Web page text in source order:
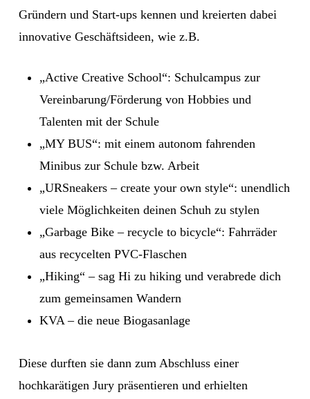
Gründern und Start-ups kennen und kreierten dabei
innovative Geschäftsideen, wie z.B.
„Active Creative School“: Schulcampus zur
Vereinbarung/Förderung von Hobbies und
Talenten mit der Schule
„MY BUS“: mit einem autonom fahrenden
Minibus zur Schule bzw. Arbeit
„URSneakers – create your own style“: unendlich
viele Möglichkeiten deinen Schuh zu stylen
„Garbage Bike – recycle to bicycle“: Fahrräder
aus recycelten PVC-Flaschen
„Hiking“ – sag Hi zu hiking und verabrede dich
zum gemeinsamen Wandern
KVA – die neue Biogasanlage
Diese durften sie dann zum Abschluss einer
hochkarätigen Jury präsentieren und erhielten